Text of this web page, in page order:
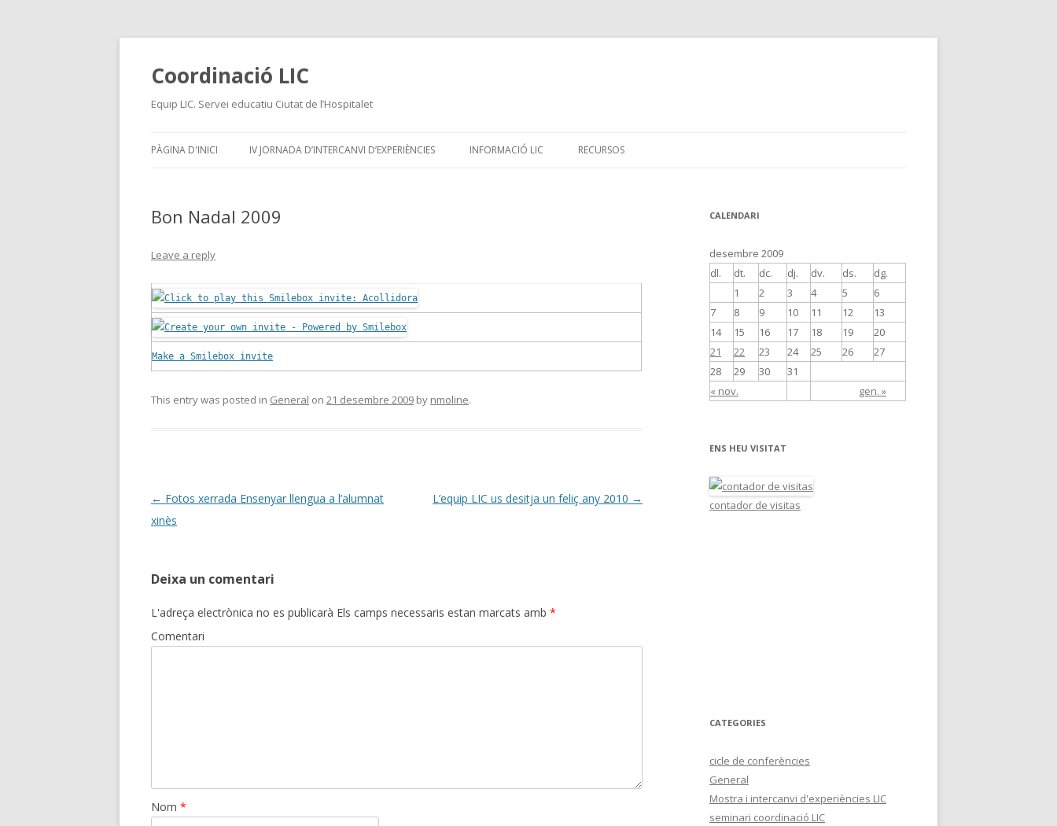
Coordinació LIC
Equip LIC. Servei educatiu Ciutat de l’Hospitalet
to
PÀGINA D'INICI IV JORNADA D’INTERCANVI D’EXPERIÈNCIES INFORMACIÓ LIC RECURSOS
Bon Nadal 2009
Leave a reply
Make a Smilebox invite
This entry was posted in General on 21 desembre 2009 by nmoline.
Post
navigation
← Fotos xerrada Ensenyar llengua a l’alumnat
xinès
L’equip LIC us desitja un feliç any 2010 →
Deixa un comentari
L'adreça electrònica no es publicarà Els camps necessaris estan marcats amb *
Comentari
Nom *
CALENDARI
desembre 2009
dl.
dt. dc. dj. dv. ds. dg.
« nov. gen. »
1 2 3 4 5
6
7
8 9 10 11 12
13
14
15 16 17 18 19
20
21
22 23 24 25 26
27
28
29 30 31
ENS HEU VISITAT
contador de visitas
CATEGORIES
cicle de conferències
General
Mostra i intercanvi d'experiències LIC
seminari coordinació LIC